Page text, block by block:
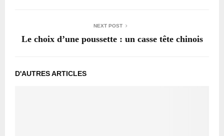
NEXT POST
Le choix d’une poussette : un casse tête chinois
D'AUTRES ARTICLES